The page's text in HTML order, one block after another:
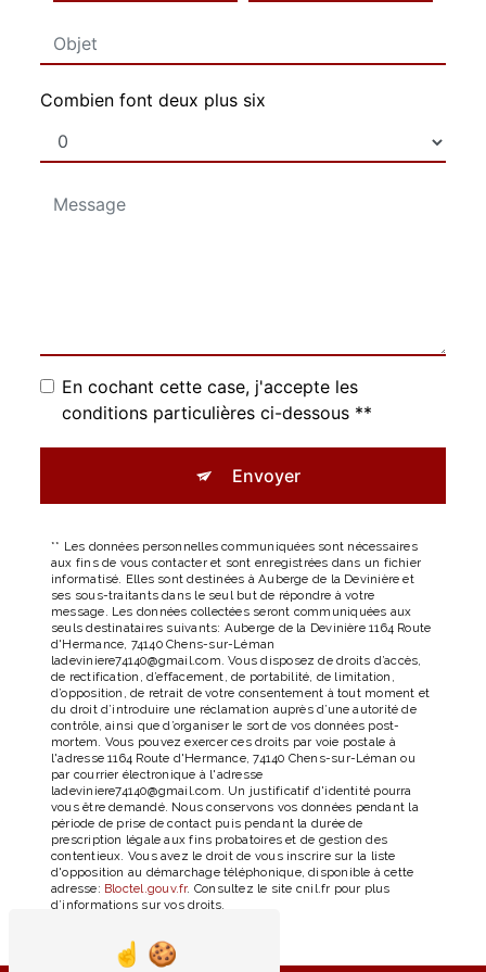
Combien font deux plus six
En cochant cette case, j'accepte les
conditions particulières ci-dessous **
Envoyer
** Les données personnelles communiquées sont nécessaires
aux fins de vous contacter et sont enregistrées dans un fichier
informatisé. Elles sont destinées à Auberge de la Devinière et
ses sous-traitants dans le seul but de répondre à votre
message. Les données collectées seront communiquées aux
seuls destinataires suivants: Auberge de la Devinière 1164 Route
d'Hermance, 74140 Chens-sur-Léman
ladeviniere74140@gmail.com. Vous disposez de droits d’accès,
de rectification, d’effacement, de portabilité, de limitation,
d’opposition, de retrait de votre consentement à tout moment et
du droit d’introduire une réclamation auprès d’une autorité de
contrôle, ainsi que d’organiser le sort de vos données post-
mortem. Vous pouvez exercer ces droits par voie postale à
l'adresse 1164 Route d'Hermance, 74140 Chens-sur-Léman ou
par courrier électronique à l'adresse
ladeviniere74140@gmail.com. Un justificatif d'identité pourra
vous être demandé. Nous conservons vos données pendant la
période de prise de contact puis pendant la durée de
prescription légale aux fins probatoires et de gestion des
contentieux. Vous avez le droit de vous inscrire sur la liste
d'opposition au démarchage téléphonique, disponible à cette
adresse:
Bloctel.gouv.fr. Consultez le site cnil.fr pour plus
d’informations sur vos droits.